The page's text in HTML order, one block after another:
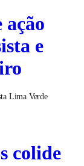
ação
e
Lima Verde
colide